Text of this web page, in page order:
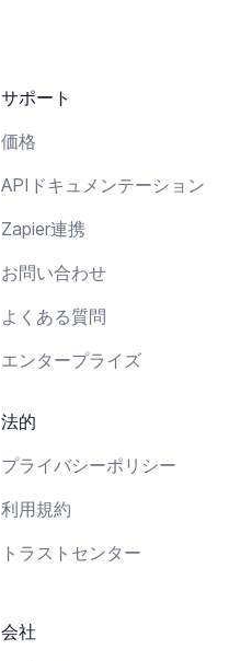
サポート
価格
APIドキュメンテーション
Zapier連携
お問い合わせ
よくある質問
エンタープライズ
法的
プライバシーポリシー
利用規約
トラストセンター
会社